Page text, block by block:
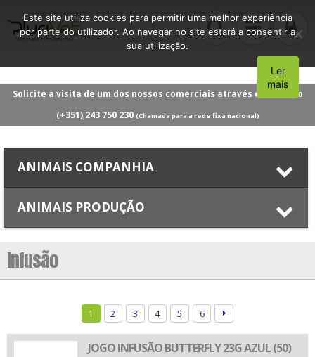
Solicite a visita de um dos nossos comerciais através do número
(+351) 243 750 230 (Chamada para a rede fixa nacional)
ANIMAIS COMPANHIA
ANIMAIS PRODUÇÃO
Infusão
1 2 3 4 5 6
JOGO INFUSÃO BUTTERFLY 23G AZUL (50)
Este site utiliza cookies para permitir uma melhor experiência
por parte do utilizador. Ao navegar no site estará a consentir a
sua utilização.
Aceito
Ler
mais